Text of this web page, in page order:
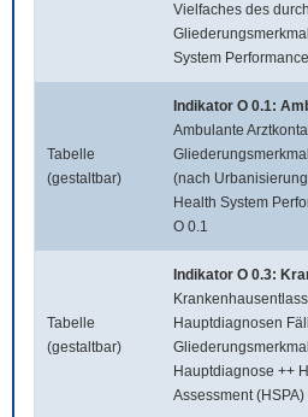
Vielfaches des
System
Tabelle
(gestaltbar)
Indikator O 0.1:
Ambulante
(nach
Health System
O 0.1
Tabelle
(gestaltbar)
Indikator O 0.3:
Hauptdiagnosen
Hauptdiagnose ++
Assessment (HSPA)